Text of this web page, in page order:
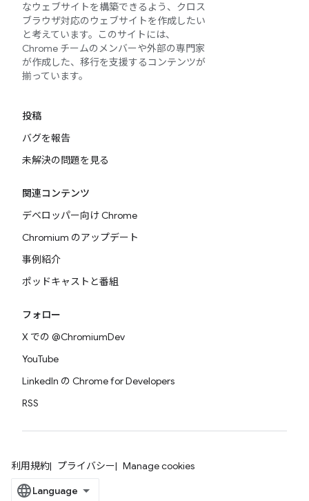
なウェブサイトを構築できるよう、クロス
ブラウザ対応のウェブサイトを作成したい
と考えています。このサイトには、
Chrome チームのメンバーや外部の専門家
が作成した、移行を支援するコンテンツが
揃っています。
投稿
バグを報告
未解決の問題を見る
関連コンテンツ
デベロッパー向け Chrome
Chromium のアップデート
事例紹介
ポッドキャストと番組
フォロー
X での @ChromiumDev
YouTube
LinkedIn の Chrome for Developers
RSS
利用規約 プライバシー Manage cookies